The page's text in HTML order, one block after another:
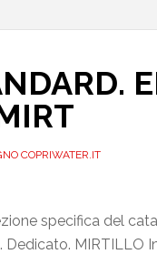
COPRIWATER.IT
specifica del
Dedicato. MIRTILLO